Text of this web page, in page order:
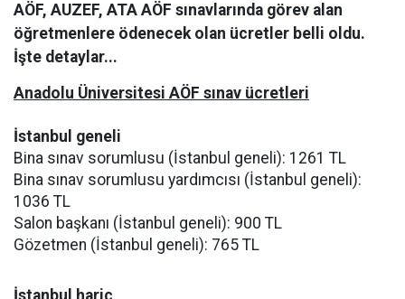
AÖF, AUZEF, ATA AÖF sınavlarında görev alan
öğretmenlere ödenecek olan ücretler belli oldu.
İşte detaylar...
Anadolu Üniversitesi AÖF sınav ücretleri
İstanbul geneli
Bina sınav sorumlusu (İstanbul geneli): 1261 TL
Bina sınav sorumlusu yardımcısı (İstanbul geneli):
1036 TL
Salon başkanı (İstanbul geneli): 900 TL
Gözetmen (İstanbul geneli): 765 TL
İstanbul hariç